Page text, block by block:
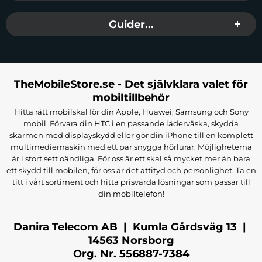
Vikbar design
Röstmeddelanden på kinesiska och engelska
och flexibla hörlurar.
Tillverkare:
Hoco
EAN:6942007601191
Färg:Svart
Guider...
TheMobileStore.se - Det självklara valet för
mobiltillbehör
Hitta rätt mobilskal för din Apple, Huawei, Samsung och Sony
mobil. Förvara din HTC i en passande läderväska, skydda
skärmen med displayskydd eller gör din iPhone till en komplett
multimediemaskin med ett par snygga hörlurar. Möjligheterna
är i stort sett oändliga. För oss är ett skal så mycket mer än bara
ett skydd till mobilen, för oss är det attityd och personlighet. Ta en
titt i vårt sortiment och hitta prisvärda lösningar som passar till
din mobiltelefon!
Danira Telecom AB | Kumla Gårdsväg 13 |
14563 Norsborg
Org. Nr. 556887-7384